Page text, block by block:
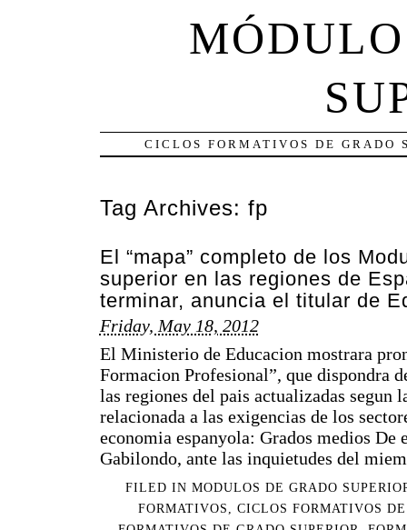
CICLOS FORMATIVOS DE GRADO
Tag Archives: fp
El “mapa” completo de los
superior en las regiones de
terminar, anuncia el titular de
Friday, May 18, 2012
El Ministerio de Educacion mostrara
Formacion Profesional”, que dispondra
las regiones del pais actualizadas segun
relacionada a las exigencias de los
economia espanyola: Grados medios
Gabilondo, ante las inquietudes del
FILED INMODULOS DE GRADO
FORMATIVOS
CICLOS FORMATIVOS